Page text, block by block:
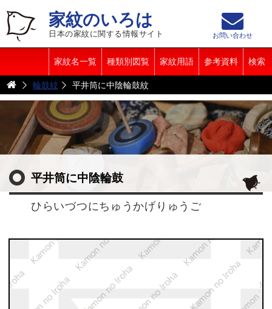
家紋のいろは
日本の家紋に関する情報サイト
家紋名一覧 種類別図覧 家紋用語 参考資料 検索
お問い合わせ
輪鼓紋 平井筒に中陰輪鼓紋
平井筒に中陰輪鼓
ひらいづつにちゅうかげりゅうご